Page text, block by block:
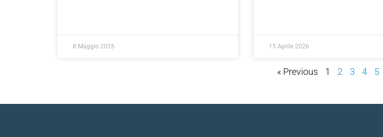
8 Maggio 2026 15 Aprile 2026
« Previous 1 2 3 4 5